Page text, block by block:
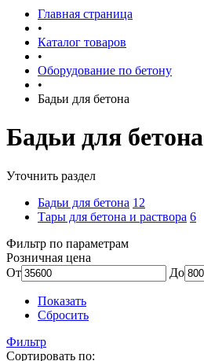
Главная страница
•
Каталог товаров
•
Оборудование по бетону
•
Бадьи для бетона
Бадьи для бетона
Уточнить раздел
Бадьи для бетона 12
Тары для бетона и раствора 6
Фильтр по параметрам
Розничная цена
От
До
Показать
Сбросить
Фильтр
Сортировать по: